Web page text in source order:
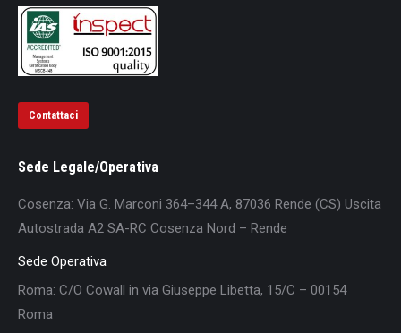
Contattaci
Sede Legale/Operativa
Cosenza: Via G. Marconi 364–344 A, 87036 Rende (CS) Uscita
Autostrada A2 SA-RC Cosenza Nord – Rende
Sede Operativa
Roma: C/O Cowall in via Giuseppe Libetta, 15/C – 00154
Roma